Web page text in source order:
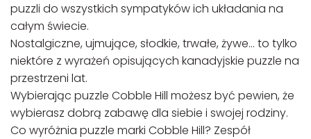
puzzli do wszystkich sympatyków ich układania na
całym świecie.
Nostalgiczne, ujmujące, słodkie, trwałe, żywe… to tylko
niektóre z wyrażeń opisujących kanadyjskie puzzle na
przestrzeni lat.
Wybierając puzzle Cobble Hill możesz być pewien, że
wybierasz dobrą zabawę dla siebie i swojej rodziny.
Co wyróżnia puzzle marki Cobble Hill? Zespół